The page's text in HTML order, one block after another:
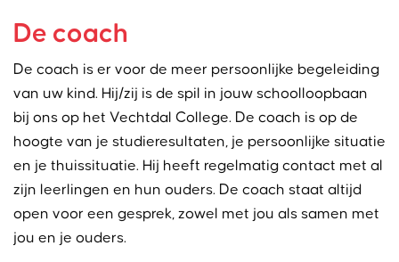
De coach
De coach is er voor de meer persoonlijke begeleiding
van uw kind. Hij/zij is de spil in jouw schoolloopbaan
bij ons op het Vechtdal College. De coach is op de
hoogte van je studieresultaten, je persoonlijke situatie
en je thuissituatie. Hij heeft regelmatig contact met al
zijn leerlingen en hun ouders. De coach staat altijd
open voor een gesprek, zowel met jou als samen met
jou en je ouders.